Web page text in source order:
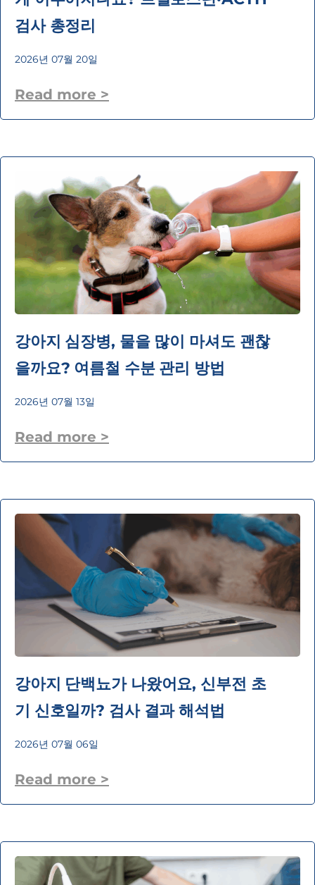
검사 총정리
2026년 07월 20일
Read more >
강아지 심장병, 물을 많이 마셔도 괜찮
을까요? 여름철 수분 관리 방법
2026년 07월 13일
Read more >
강아지 단백뇨가 나왔어요, 신부전 초
기 신호일까? 검사 결과 해석법
2026년 07월 06일
Read more >